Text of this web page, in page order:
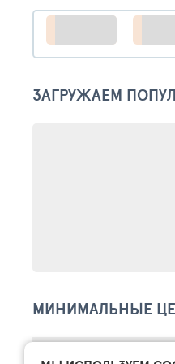
ЗАГРУЖАЕМ
МИНИМАЛЬНЫЕ